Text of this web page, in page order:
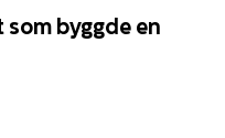
byggde en